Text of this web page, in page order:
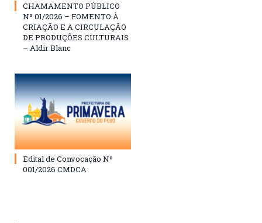
CHAMAMENTO PÚBLICO
Nº 01/2026 – FOMENTO À
CRIAÇÃO E A CIRCULAÇÃO
DE PRODUÇÕES CULTURAIS
– Aldir Blanc
Edital de Convocação Nº
001/2026 CMDCA